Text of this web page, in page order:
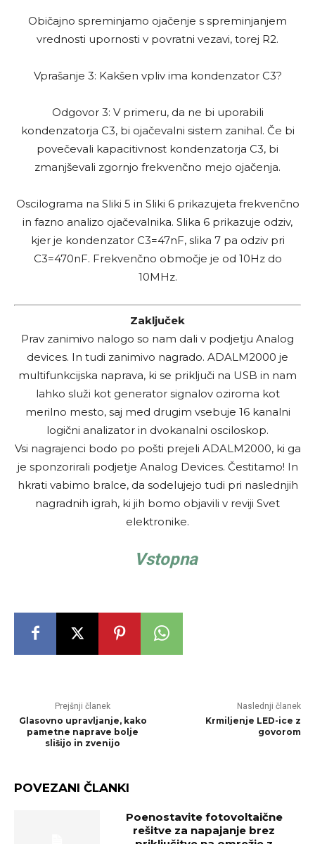
Običajno spreminjamo ojačenje s spreminjanjem
vrednosti upornosti v povratni vezavi, torej R2.
Vprašanje 3: Kakšen vpliv ima kondenzator C3?
Odgovor 3: V primeru, da ne bi uporabili
kondenzatorja C3, bi ojačevalni sistem zanihal. Če bi
povečevali kapacitivnost kondenzatorja C3, bi
zmanjševali zgornjo frekvenčno mejo ojačenja.
Oscilograma na Sliki 5 in Sliki 6 prikazujeta frekvenčno
in fazno analizo ojačevalnika. Slika 6 prikazuje odziv,
kjer je kondenzator C3=47nF, slika 7 pa odziv pri
C3=470nF. Frekvenčno območje je od 10Hz do
10MHz.
Zaključek
Prav zanimivo nalogo so nam dali v podjetju Analog
devices. In tudi zanimivo nagrado. ADALM2000 je
multifunkcijska naprava, ki se priključi na USB in nam
lahko služi kot generator signalov oziroma kot
merilno mesto, saj med drugim vsebuje 16 kanalni
logični analizator in dvokanalni osciloskop.
Vsi nagrajenci bodo po pošti prejeli ADALM2000, ki ga
je sponzorirali podjetje Analog Devices. Čestitamo! In
hkrati vabimo bralce, da sodelujejo tudi pri naslednjih
nagradnih igrah, ki jih bomo objavili v reviji Svet
elektronike.
Vstopna
Prejšnji članek
Glasovno upravljanje, kako
pametne naprave bolje
slišijo in zvenijo
Naslednji članek
Krmiljenje LED-ice z
govorom
POVEZANI ČLANKI
Poenostavite fotovoltaične
rešitve za napajanje brez